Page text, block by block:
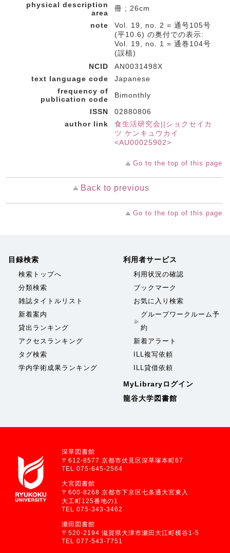
physical description
area
冊 ; 26cm
note
Vol. 19, no. 2 = 通号105号
(平10.6) の奥付での表示:
Vol. 19, no. 1 = 通巻104号
(誤植)
NCID
AN0031498X
text language code
Japanese
frequency of
publication code
Bimonthly
ISSN
02880806
author link
食生活研究会||ショクセイカ
ツ ケンキュウカイ
<AU00025902>
Go to the top of this page
Back to previous
Go to the top of this page
目録検索
検索トップへ
分類検索
雑誌タイトルリスト
新着案内
貸出ランキング
アクセスランキング
タグ検索
学内学術成果ランキング
利用者サービス
利用状況の確認
ブックマーク
お気に入り検索
グループワークルーム予
約
新着アラート
ILL複写依頼
ILL貸借依頼
MyLibraryログイン
龍谷大学図書館
深草図書館
〒612-8577 京都市伏見区深草塚本町67
TEL 075-645-2564
大宮図書館
〒600-8268 京都市下京区七条通大宮東入
大工町125番地の1
TEL 075-343-3462
瀬田図書館
〒520-2194 滋賀県大津市瀬田大江町横谷1-5
TEL 077-543-7751